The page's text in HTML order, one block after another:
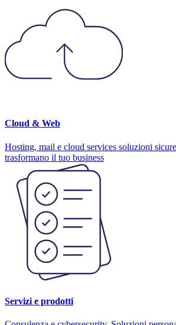
Cloud & Web
Hosting, mail e cloud services soluzioni
trasformano il tuo business
Servizi e prodotti